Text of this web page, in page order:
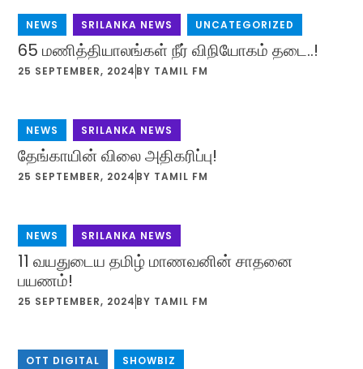
NEWS SRILANKA NEWS UNCATEGORIZED
65 மணித்தியாலங்கள் நீர் விநியோகம் தடை..!
25 SEPTEMBER, 2024 BY TAMIL FM
NEWS SRILANKA NEWS
தேங்காயின் விலை அதிகரிப்பு!
25 SEPTEMBER, 2024 BY TAMIL FM
NEWS SRILANKA NEWS
11 வயதுடைய தமிழ் மாணவனின் சாதனை
பயணம்!
25 SEPTEMBER, 2024 BY TAMIL FM
OTT DIGITAL SHOWBIZ